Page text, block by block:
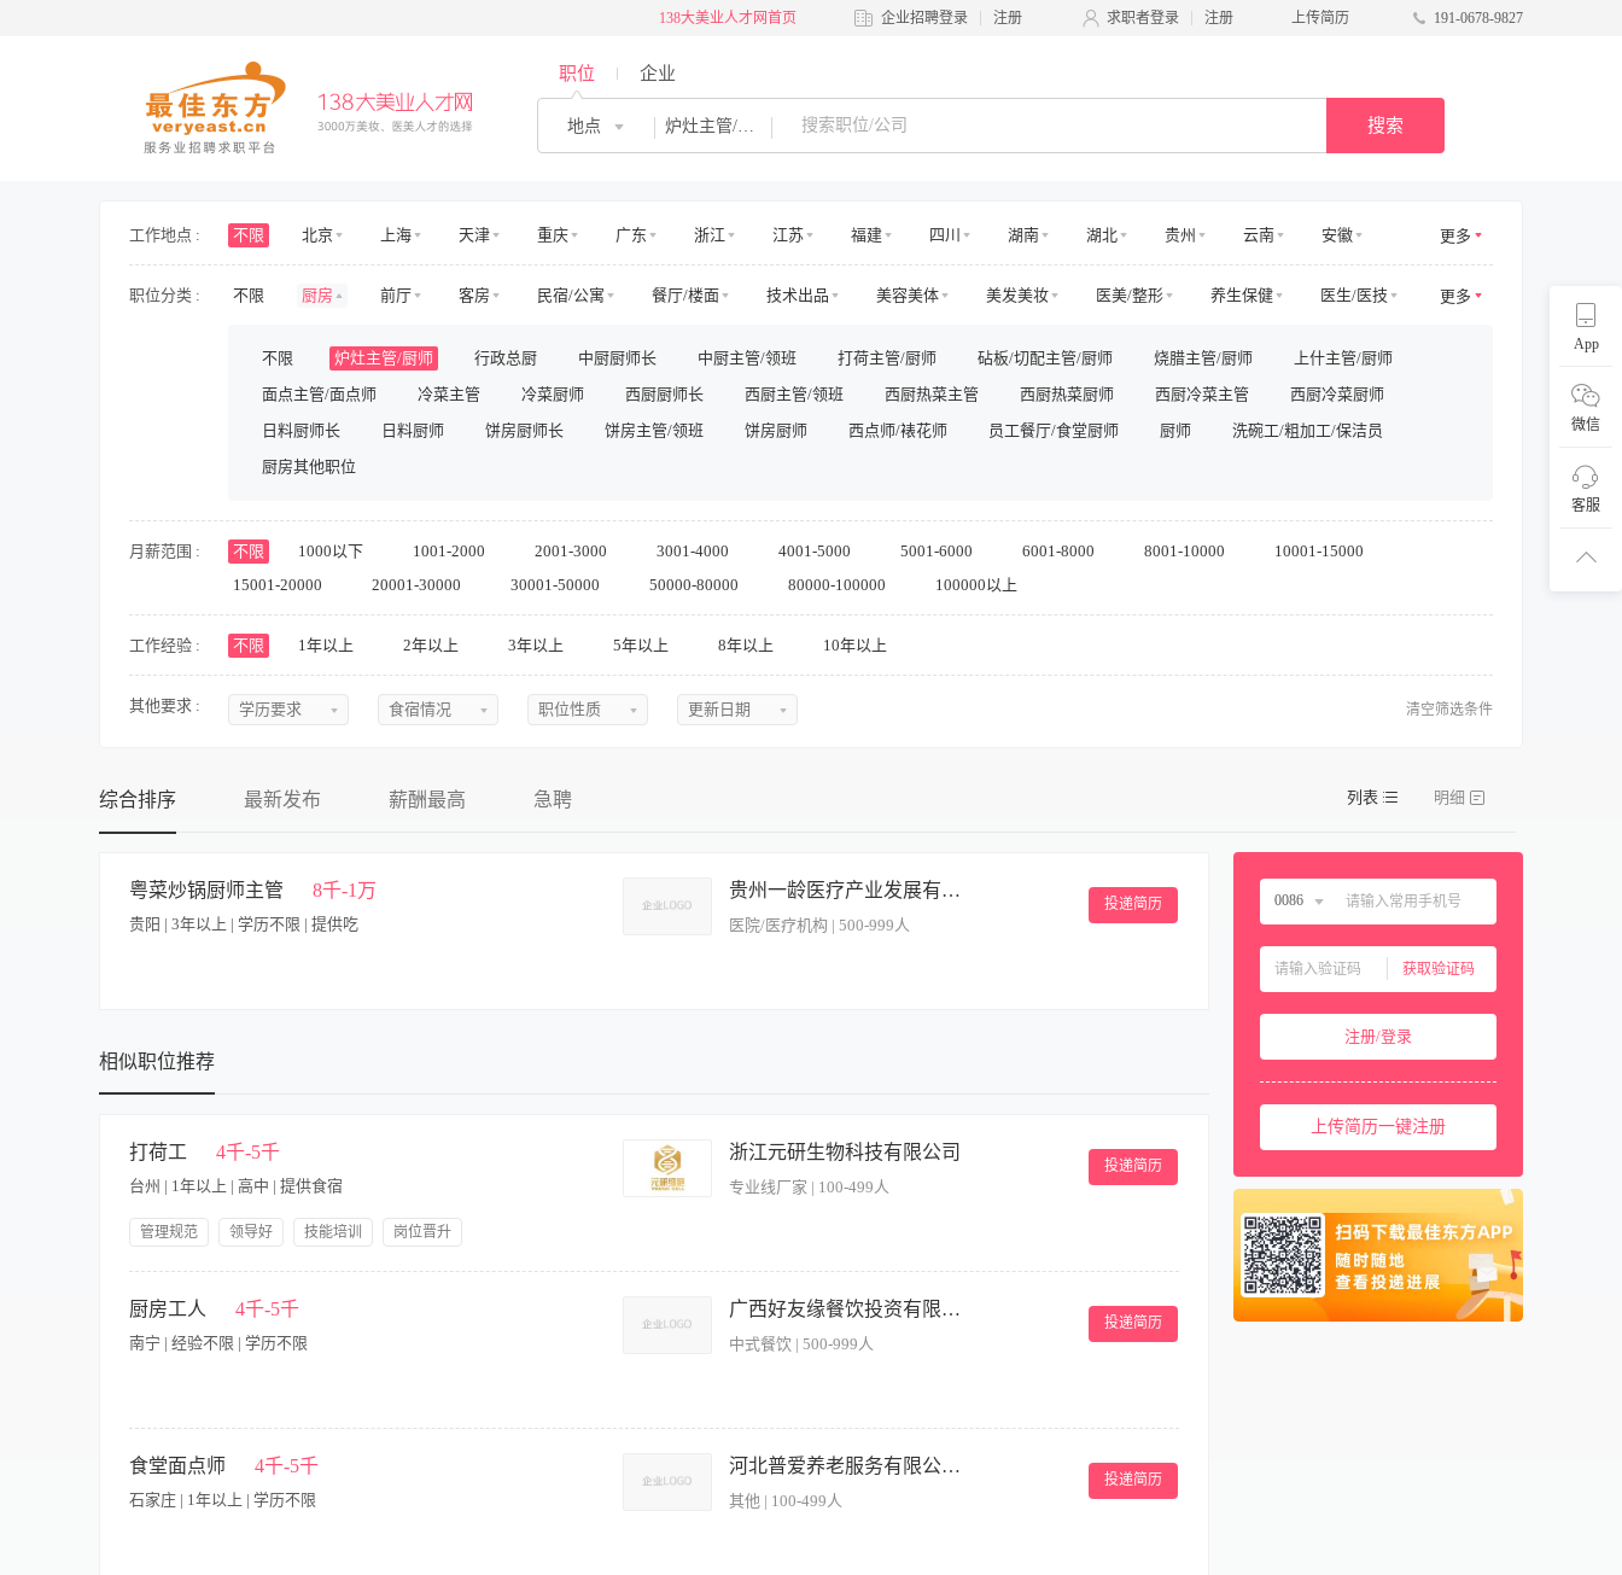
138大美业人才网首页 企业招聘登录 注册 求职者登录 注册 上传简历 191-0678-9827
职位 企业
地点 炉灶主管/厨师 搜索
App
扫码
微信
客服
工作地点 : 不限 北京 上海 天津 重庆 广东 浙江 江苏 福建 四川 湖南 湖北 贵州 云南
安徽
海南
山东 山西 河北 河南 吉林 江西 辽宁 陕西 黑龙江 青海 甘肃 台湾 广西
宁夏
新疆
西藏 内蒙古 香港 澳门 国外
更多
职位分类 : 不限 厨房 前厅 客房 民宿/公寓 餐厅/楼面 技术出品 美容美体 美发美妆 医美/整形 养生保健
医生/医技
房地产开发
房地产规划与设计 房地产销售/中介 房地产工程 高层管理 市场/运营 销售/商务拓展 收益/预订
客服及支持
人力资源
行政 财务/审计/税务 法务/咨询 IT/电脑 工程/维修 安保/消防 生产营运 采购/物流 供应链
直播
影视/演出
储备/实习 兼职 其他
不限 炉灶主管/厨师 行政总厨 中厨厨师长 中厨主管/领班 打荷主管/厨师 砧板/切配主管/厨师 烧腊主管/厨师
上什主管/厨师
面点主管/面点师
冷菜主管 冷菜厨师 西厨厨师长 西厨主管/领班 西厨热菜主管 西厨热菜厨师 西厨冷菜主管
西厨冷菜厨师
日料厨师长
日料厨师 饼房厨师长 饼房主管/领班 饼房厨师 西点师/裱花师 员工餐厅/食堂厨师 厨师
洗碗工/粗加工/保洁员
厨房其他职位
更多
月薪范围 : 不限 1000以下 1001-2000 2001-3000 3001-4000 4001-5000 5001-6000 6001-8000 8001-10000
10001-15000
15001-20000
20001-30000 30001-50000 50000-80000 80000-100000 100000以上
工作经验 : 不限 1年以上 2年以上 3年以上 5年以上 8年以上 10年以上
其他要求 : 学历要求
初中
中技
高中
食宿情况
提供食宿
职位性质
全职
更新日期
近五天
近一周
清空筛选条件
综合排序 最新发布 薪酬最高 急聘
粤菜炒锅厨师主管 8千-1万
贵阳 | 3年以上 | 学历不限 | 提供吃
贵州一龄医疗产业发展有限公司
医院/医疗机构 | 500-999人
投递简历
物料申领等工作，保障厨房日常运营顺畅； 5. 针对特殊饮食需求（如低盐、低脂、养生餐）进行定制化出品，满足医疗健康企业员工及客户的健康需求。 【岗位要
求】 1. 学历、经验、年龄不限，具备粤菜炒锅实操能力，能独立完成出餐工作； 2. 熟悉粤菜烹饪技法（如镬气小炒、煲仔、焖炖等），对传统与创新菜品均有较好把
神，服从上级调配，无不良餐饮行业从业记录。
相似职位推荐
打荷工 4千-5千
台州 | 1年以上 | 高中 | 提供食宿
管理规范 领导好 技能培训
岗位晋升
浙江元研生物科技有限公司
专业线厂家 | 100-499人
投递简历
厨房工人 4千-5千
南宁 | 经验不限 | 学历不限
广西好友缘餐饮投资有限公司
中式餐饮 | 500-999人
投递简历
日。次月15日结工资。 上班时间：2:30-10:30 工作地址:南宁市江南区海城路19号龙光云汇鲜智慧港 报名联系人：梁女士17344528168(微信同号） 陆主管
食堂面点师 4千-5千
石家庄 | 1年以上 | 学历不限
河北普爱养老服务有限公司东二环裕华养护中心
其他 | 100-499人
投递简历
列表 明细
0086
获取验证码
注册/登录
上传简历一键注册
中国大陆 0086
中国澳门 00853
西班牙
泰国 0066
柬埔寨 00855
00971